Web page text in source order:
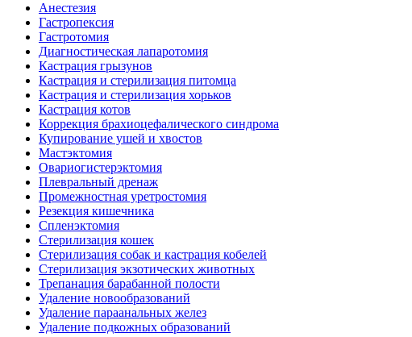
Анестезия
Гастропексия
Гастротомия
Диагностическая лапаротомия
Кастрация грызунов
Кастрация и стерилизация питомца
Кастрация и стерилизация хорьков
Кастрация котов
Коррекция брахиоцефалического синдрома
Купирование ушей и хвостов
Мастэктомия
Овариогистерэктомия
Плевральный дренаж
Промежностная уретростомия
Резекция кишечника
Спленэктомия
Стерилизация кошек
Стерилизация собак и кастрация кобелей
Стерилизация экзотических животных
Трепанация барабанной полости
Удаление новообразований
Удаление параанальных желез
Удаление подкожных образований